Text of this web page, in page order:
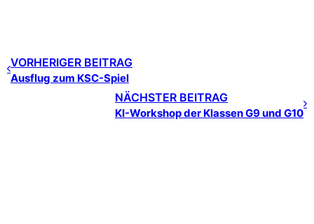
VORHERIGER BEITRAG
Ausflug zum KSC-Spiel
NÄCHSTER BEITRAG
KI-Workshop der Klassen G9 und G10